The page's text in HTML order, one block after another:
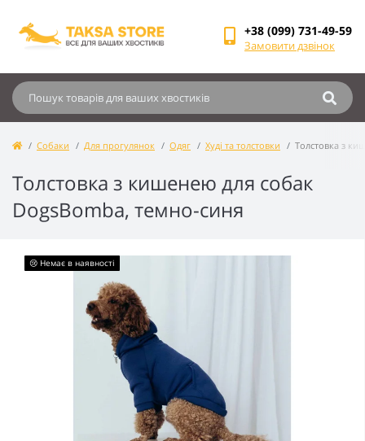
+38 (099) 731-49-59
Замовити дзвінок
Собаки Для прогулянок Одяг Худі та толстовки Толстовка з
Толстовка з кишенею для собак
DogsBomba, темно-синя
😢 Немає в наявності